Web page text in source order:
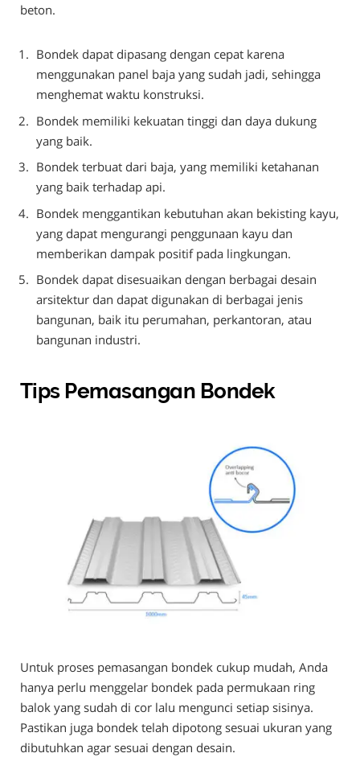
beton.
Bondek dapat dipasang dengan cepat karena
menggunakan panel baja yang sudah jadi, sehingga
menghemat waktu konstruksi.
Bondek memiliki kekuatan tinggi dan daya dukung
yang baik.
Bondek terbuat dari baja, yang memiliki ketahanan
yang baik terhadap api.
Bondek menggantikan kebutuhan akan bekisting kayu,
yang dapat mengurangi penggunaan kayu dan
memberikan dampak positif pada lingkungan.
Bondek dapat disesuaikan dengan berbagai desain
arsitektur dan dapat digunakan di berbagai jenis
bangunan, baik itu perumahan, perkantoran, atau
bangunan industri.
Tips Pemasangan Bondek
Untuk proses pemasangan bondek cukup mudah, Anda
hanya perlu menggelar bondek pada permukaan ring
balok yang sudah di cor lalu mengunci setiap sisinya.
Pastikan juga bondek telah dipotong sesuai ukuran yang
dibutuhkan agar sesuai dengan desain.